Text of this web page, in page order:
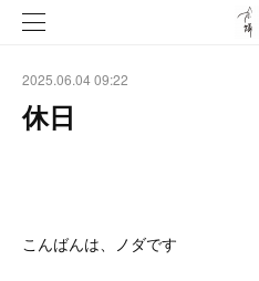
2025.06.04 09:22
休日
こんばんは、ノダです